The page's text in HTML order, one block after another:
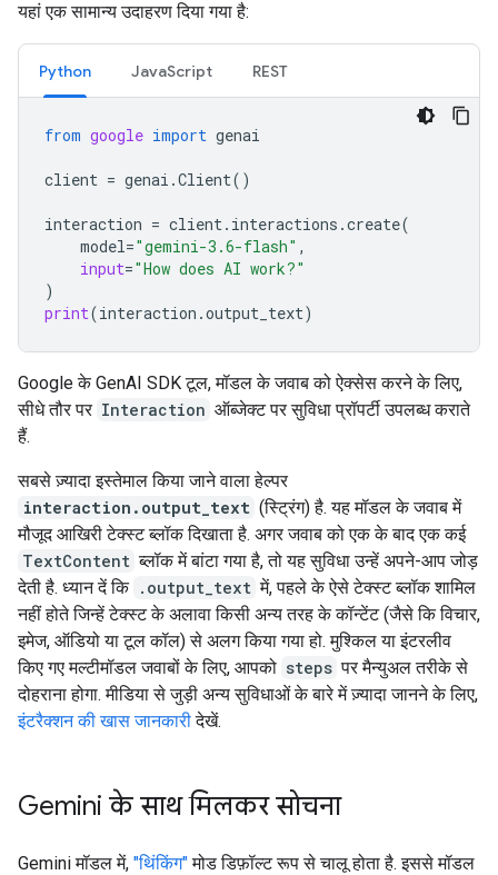
यहां एक सामान्य उदाहरण दिया गया है:
Python JavaScript REST
from google import genai
client = genai .Client()
interaction = client. interactions .create(
model="gemini-3.6-flash" ,
input="How does AI work?"
)
print(interaction .output_text)
Google के GenAI SDK टूल, मॉडल के जवाब को ऐक्सेस करने के लिए,
सीधे तौर पर Interaction ऑब्जेक्ट पर सुविधा प्रॉपर्टी उपलब्ध कराते
हैं.
सबसे ज़्यादा इस्तेमाल किया जाने वाला हेल्पर
interaction.output_text (स्ट्रिंग) है. यह मॉडल के जवाब में
मौजूद आखिरी टेक्स्ट ब्लॉक दिखाता है. अगर जवाब को एक के बाद एक कई
TextContent ब्लॉक में बांटा गया है, तो यह सुविधा उन्हें अपने-आप जोड़
देती है. ध्यान दें कि .output_text में, पहले के ऐसे टेक्स्ट ब्लॉक शामिल
नहीं होते जिन्हें टेक्स्ट के अलावा किसी अन्य तरह के कॉन्टेंट (जैसे कि विचार,
इमेज, ऑडियो या टूल कॉल) से अलग किया गया हो. मुश्किल या इंटरलीव
किए गए मल्टीमॉडल जवाबों के लिए, आपको steps पर मैन्युअल तरीके से
दोहराना होगा. मीडिया से जुड़ी अन्य सुविधाओं के बारे में ज़्यादा जानने के लिए,
इंटरैक्शन की खास जानकारीदेखें.
Gemini के साथ मिलकर सोचना
Gemini मॉडल में, "थिंकिंग"मोड डिफ़ॉल्ट रूप से चालू होता है. इससे मॉडल